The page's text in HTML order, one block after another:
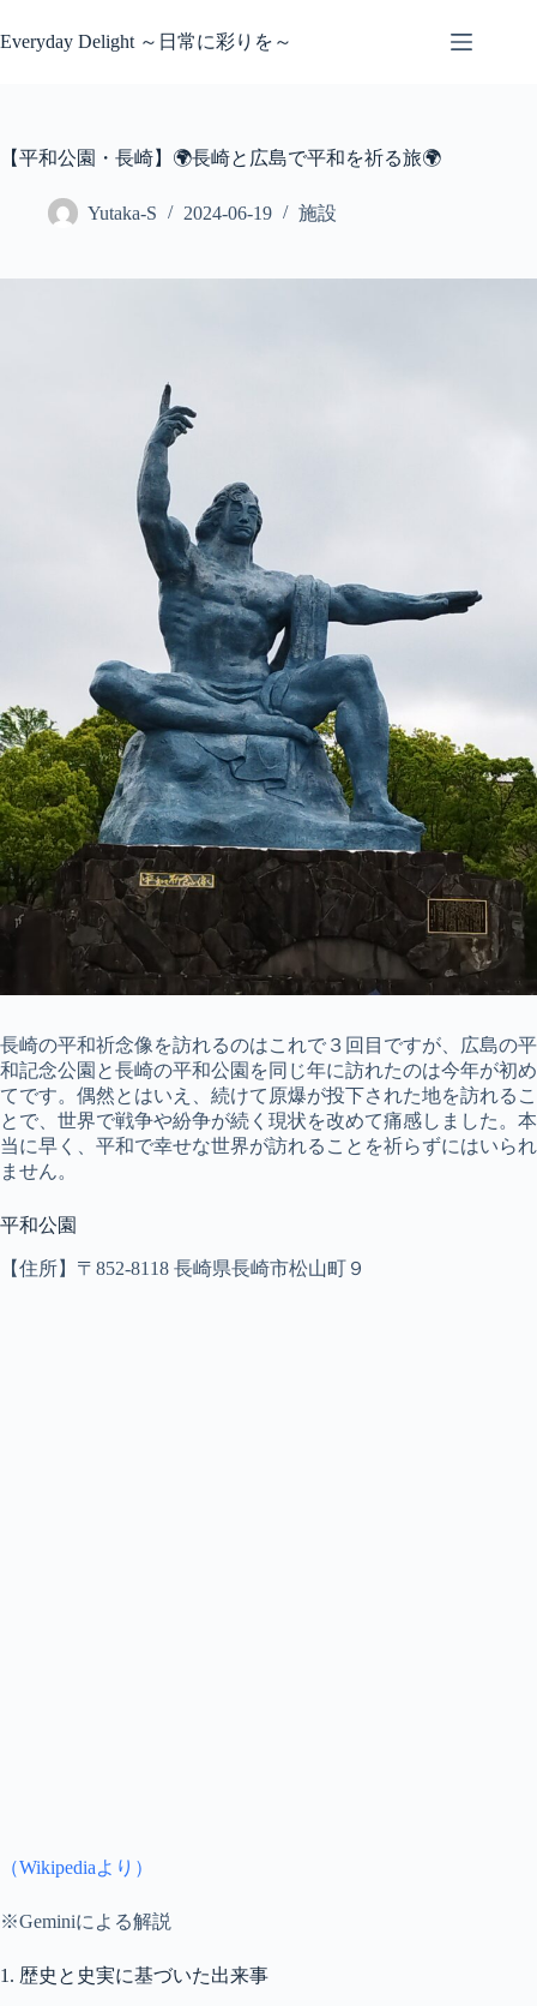
ン
ス
Everyday Delight ～日常に彩りを～
【平和公園・長崎】🌍長崎と広島で平和を祈る旅🌍
Yutaka-S 2024-06-19 施設
長崎の平和祈念像を訪れるのはこれで３回目ですが、広島の平
和記念公園と長崎の平和公園を同じ年に訪れたのは今年が初め
てです。偶然とはいえ、続けて原爆が投下された地を訪れるこ
とで、世界で戦争や紛争が続く現状を改めて痛感しました。本
当に早く、平和で幸せな世界が訪れることを祈らずにはいられ
ません。
平和公園
【住所】〒852-8118 長崎県長崎市松山町９
（Wikipediaより）
※Geminiによる解説
1. 歴史と史実に基づいた出来事